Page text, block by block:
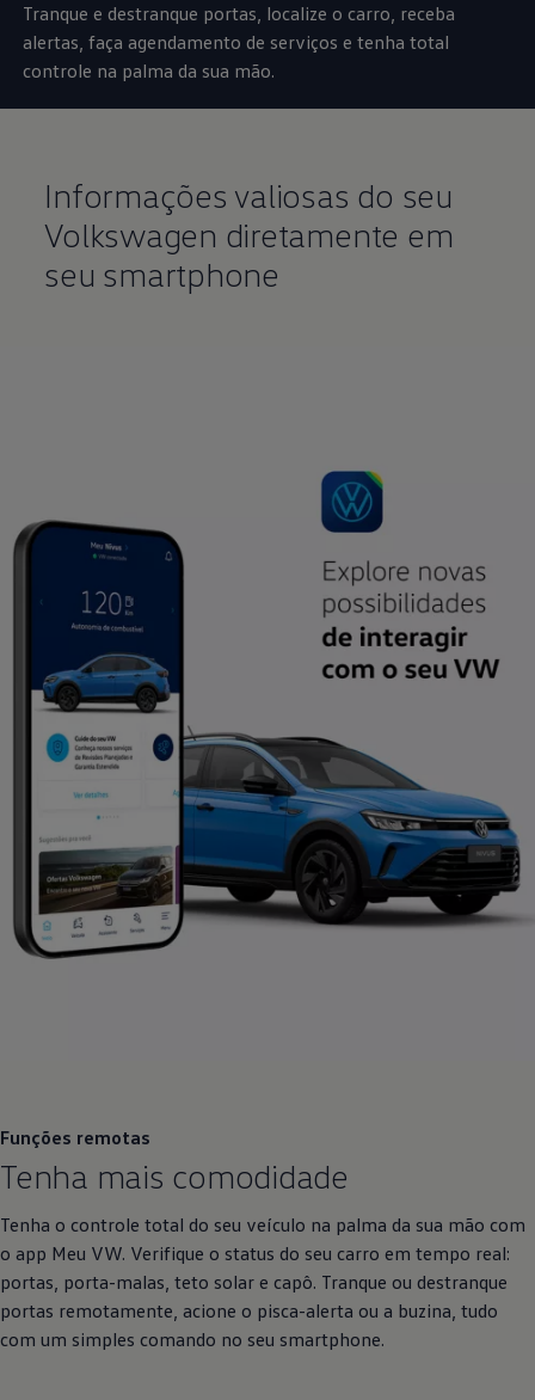
Tranque e destranque portas, localize o carro, receba
alertas, faça agendamento de serviços e tenha total
controle na palma da sua mão.
Informações valiosas do seu
Volkswagen diretamente em
seu smartphone
Funções remotas
Tenha mais comodidade
Tenha o controle total do seu veículo na palma da sua mão com
o app Meu VW. Verifique o status do seu carro em tempo real:
portas, porta-malas, teto solar e capô. Tranque ou destranque
portas remotamente, acione o pisca-alerta ou a buzina, tudo
com um simples comando no seu smartphone.